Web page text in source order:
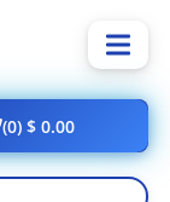
(0) $ 0.00